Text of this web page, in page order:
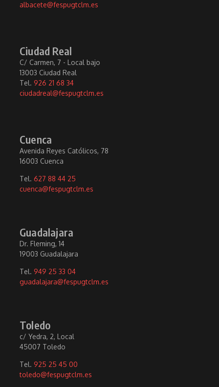
albacete@fespugtclm.es
Ciudad Real
C/ Carmen, 7 - Local bajo
13003 Ciudad Real
Tel. 926 21 68 34
ciudadreal@fespugtclm.es
Cuenca
Avenida Reyes Católicos, 78
16003 Cuenca
Tel. 627 88 44 25
cuenca@fespugtclm.es
Guadalajara
Dr. Fleming, 14
19003 Guadalajara
Tel. 949 25 33 04
guadalajara@fespugtclm.es
Toledo
c/ Yedra, 2, Local
45007 Toledo
Tel. 925 25 45 00
toledo@fespugtclm.es